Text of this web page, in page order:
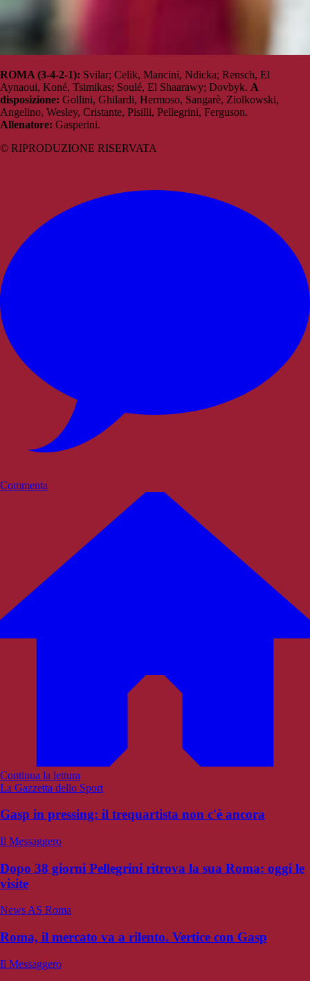
ROMA (3-4-2-1): Svilar; Celik, Mancini, Ndicka; Rensch, El
Aynaoui, Koné, Tsimikas; Soulé, El Shaarawy; Dovbyk. A
disposizione: Gollini, Ghilardi, Hermoso, Sangarè, Ziolkowski,
Angelino, Wesley, Cristante, Pisilli, Pellegrini, Ferguson.
Allenatore: Gasperini.
© RIPRODUZIONE RISERVATA
Commenta
Continua la lettura
La Gazzetta dello Sport
Gasp in pressing: il trequartista non c'è ancora
Il Messaggero
Dopo 38 giorni Pellegrini ritrova la sua Roma: oggi le
visite
News AS Roma
Roma, il mercato va a rilento. Vertice con Gasp
Il Messaggero